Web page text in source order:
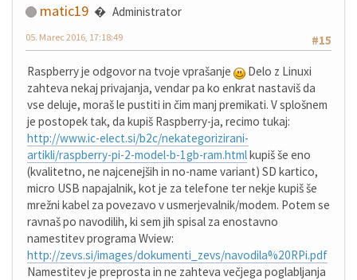
matic19
Administrator
#15
05. Marec 2016, 17:18:49
Raspberry je odgovor na tvoje vprašanje
Delo z Linuxi
zahteva nekaj privajanja, vendar pa ko enkrat nastaviš da
vse deluje, moraš le pustiti in čim manj premikati. V splošnem
je postopek tak, da kupiš Raspberry-ja, recimo tukaj:
http://www.ic-elect.si/b2c/nekategorizirani-
artikli/raspberry-pi-2-model-b-1gb-ram.htmlkupiš še eno
(kvalitetno, ne najcenejših in no-name variant) SD kartico,
micro USB napajalnik, kot je za telefone ter nekje kupiš še
mrežni kabel za povezavo v usmerjevalnik/modem. Potem se
ravnaš po navodilih, ki sem jih spisal za enostavno
namestitev programa Wview:
http://zevs.si/images/dokumenti_zevs/navodila%20RPi.pdf
Namestitev je preprosta in ne zahteva večjega poglabljanja